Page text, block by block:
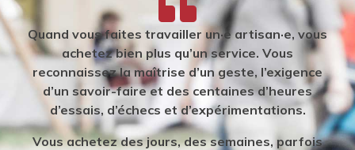
Quand vous faites travailler un·e artisan·e, vous
achetez bien plus qu’un service. Vous
reconnaissez la maîtrise d’un geste, l’exigence
d’un savoir-faire et des centaines d’heures
d’essais, d’échecs et d’expérimentations.
Vous achetez des jours, des semaines, parfois